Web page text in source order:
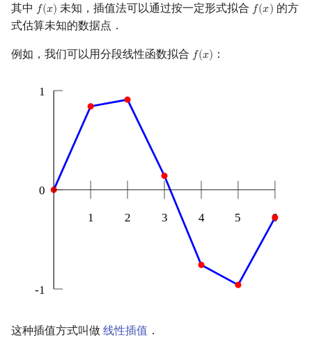
Code::Blocks
排序应用
DP 优化
后缀树
Lyndon 分解
Main–Lorentz 算法
卢卡斯定理
高次剩余 & 单位根
普通生成函数
图论计数
二叉搜索树 & 平衡树
最小环
Garsia–Wachs 算法
珂朵莉树/颜色段均摊
空间优化简介
其中 𝑓(𝑥)
f(x) 未知，插值法可以通过按一定形式拟合 𝑓(𝑥)
f(x)
的方
式估算未知的数据点．
例如，我们可以用分段线性函数拟合 𝑓(𝑥)
f(x) ：
这种插值方式叫做 线性插值 ．